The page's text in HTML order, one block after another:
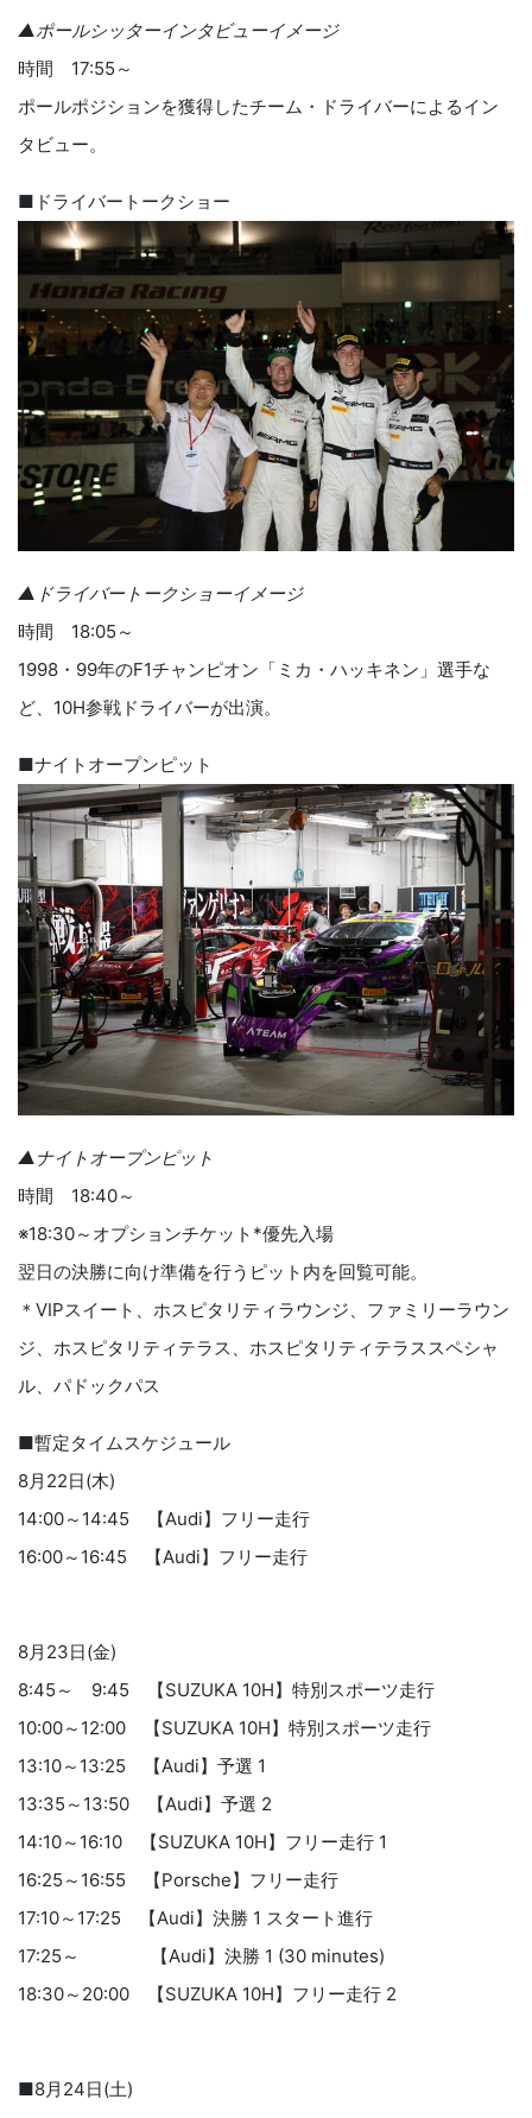
▲ポールシッターインタビューイメージ
時間 17:55～
ポールポジションを獲得したチーム・ドライバーによるイン
タビュー。
■ドライバートークショー
▲ドライバートークショーイメージ
時間 18:05～
1998・99年のF1チャンピオン「ミカ・ハッキネン」選手な
ど、10H参戦ドライバーが出演。
■ナイトオープンピット
▲ナイトオープンピット
時間 18:40～
※18:30～オプションチケット*優先入場
翌日の決勝に向け準備を行うピット内を回覧可能。
＊VIPスイート、ホスピタリティラウンジ、ファミリーラウン
ジ、ホスピタリティテラス、ホスピタリティテラススペシャ
ル、パドックパス
■暫定タイムスケジュール
8月22日(木)
14:00～14:45 【Audi】フリー走行
16:00～16:45 【Audi】フリー走行
8月23日(金)
8:45～ 9:45 【SUZUKA 10H】特別スポーツ走行
10:00～12:00 【SUZUKA 10H】特別スポーツ走行
13:10～13:25 【Audi】予選 1
13:35～13:50 【Audi】予選 2
14:10～16:10 【SUZUKA 10H】フリー走行 1
16:25～16:55 【Porsche】フリー走行
17:10～17:25 【Audi】決勝 1 スタート進行
17:25～ 【Audi】決勝 1 (30 minutes)
18:30～20:00 【SUZUKA 10H】フリー走行 2
■8月24日(土)